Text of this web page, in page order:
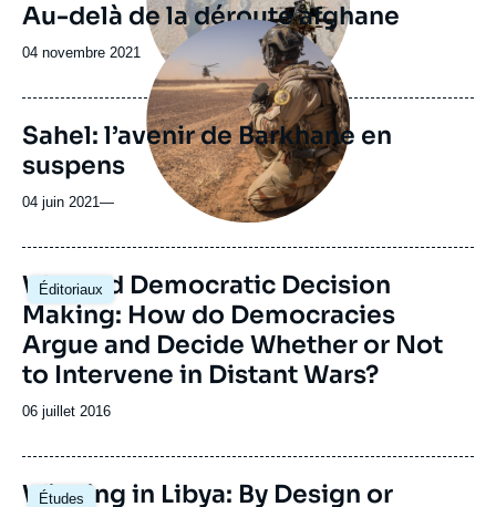
Au-delà de la déroute afghane
Date
publication
04 novembre 2021
Image
principale
médiatique
Sahel: l’avenir de Barkhane en
suspens
04 juin 2021—
Éditoriaux
War and Democratic Decision
Making: How do Democracies
Argue and Decide Whether or Not
to Intervene in Distant Wars?
Date
publication
06 juillet 2016
Études
Winning in Libya: By Design or